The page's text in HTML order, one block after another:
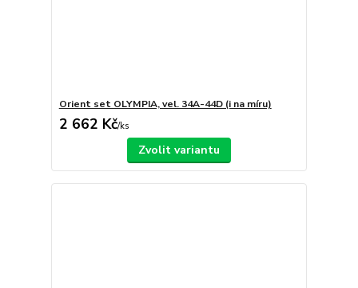
Orient set OLYMPIA, vel. 34A-44D (i na míru)
2 662 Kč/ks
Zvolit variantu